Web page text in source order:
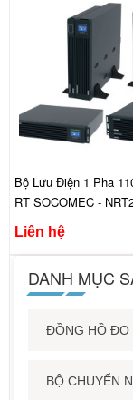
Bộ Lưu Điện 1 Pha
RT SOCOMEC -
Liên hệ
DANH MỤC
ĐỒNG HỒ ĐO
BỘ CHUYỂN